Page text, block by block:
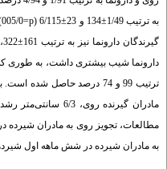
مادران گیرنده
مطالعات، تجویز روی به مادران شیرده
به مادران شیرده در شش ماهه اول